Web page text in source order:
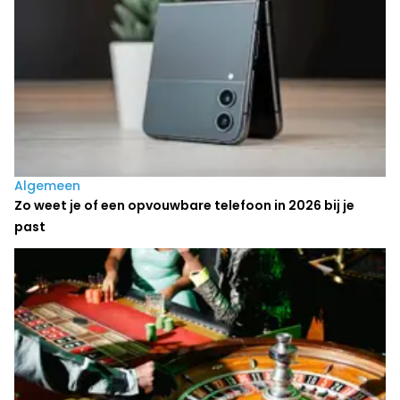
Algemeen
Zo weet je of een opvouwbare telefoon in 2026 bij je
past